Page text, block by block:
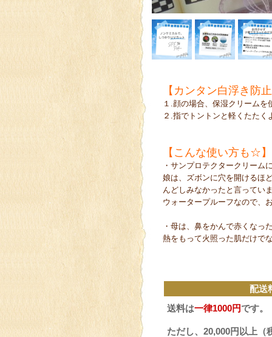
【カンタン白浮き防
１.顔の場合、保湿クリーム
２.指でトントンと軽くたた
【こんな使い方も☆】
・サンプロテクタークリーム
娘は、ズボンに穴を開けるほ
んどしみなかったと言ってい
ウォータープルーフなので、
・母は、鼻をかんで赤くなっ
熱をもって火照った肌だけで
配送
送料は一律1000円です。
ただし、 20,000円以上（